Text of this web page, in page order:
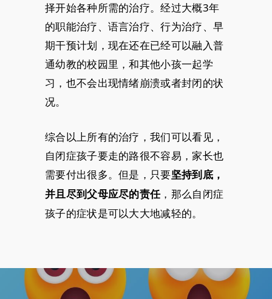
择开始各种所需的治疗。经过大概3年
的职能治疗、语言治疗、行为治疗、早
期干预计划，现在还在已经可以融入普
通幼教的校园里，和其他小孩一起学
习，也不会出现情绪崩溃或者封闭的状
况。
综合以上所有的治疗，我们可以看见，
自闭症孩子要走的路很不容易，家长也
需要付出很多。但是，只要坚持到底，
并且尽到父母应尽的责任，那么自闭症
孩子的症状是可以大大地减轻的。